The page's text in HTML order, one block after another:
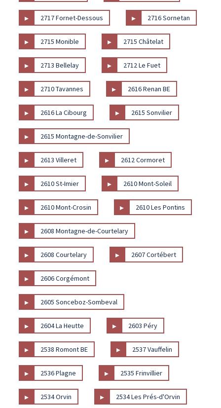
▸ 2717 Fornet-Dessous ▸ 2716 Sornetan
▸ 2715 Monible ▸ 2715 Châtelat
▸ 2713 Bellelay ▸ 2712 Le Fuet
▸ 2710 Tavannes ▸ 2616 Renan BE
▸ 2616 La Cibourg ▸ 2615 Sonvilier
▸ 2615 Montagne-de-Sonvilier
▸ 2613 Villeret ▸ 2612 Cormoret
▸ 2610 St-Imier ▸ 2610 Mont-Soleil
▸ 2610 Mont-Crosin ▸ 2610 Les Pontins
▸ 2608 Montagne-de-Courtelary
▸ 2608 Courtelary ▸ 2607 Cortébert
▸ 2606 Corgémont
▸ 2605 Sonceboz-Sombeval
▸ 2604 La Heutte ▸ 2603 Péry
▸ 2538 Romont BE ▸ 2537 Vauffelin
▸ 2536 Plagne ▸ 2535 Frinvillier
▸ 2534 Orvin ▸ 2534 Les Prés-d'Orvin